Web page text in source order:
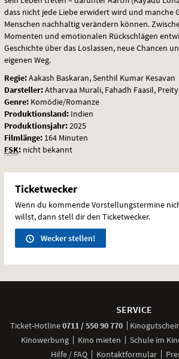
dass nicht jede Liebe erwidert wird und manche
Menschen nachhaltig verändern können.
Momenten und emotionalen Rückschlägen
Geschichte über das Loslassen, neue Chancen
eigenen Weg.
Regie:Aakash Baskaran, Senthil Kumar Kesavan
Darsteller:Atharvaa Murali, Fahadh Faasil,
Genre: Komödie/Romanze
Produktionsland: Indien
Produktionsjahr:2025
Filmlänge: 164 Minuten
FSK: nicht bekannt
Ticketwecker
Wenn du kommende Vorstellungstermine
willst, dann stell dir den Ticketwecker.
Wecker stellen!
SERVICE
Ticket-Hotline0711 / 550 90 770anrufen
Kinowerbung
Kino mieten Schule im
Hilfe / FAQ
Kontaktformular